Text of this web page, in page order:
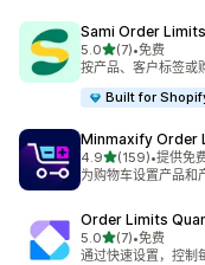
Sami Order
5.0星（满分 5 星）
(7)
总共 7 条评论
•免费
按产品、客户标签或
Built for
Minmaxify Order
4.9星（满分 5 星）
(159)
总共 159 条评论
•提供免
为购物车设置产品和
Order Limits
5.0星（满分 5 星）
(7)
总共 7 条评论
•免费
通过快速设置，控制